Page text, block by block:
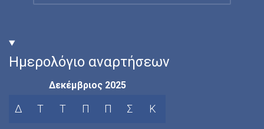
Ημερολόγιο αναρτήσεων
Δεκέμβριος 2025
Δ Τ Τ Π Π Σ Κ